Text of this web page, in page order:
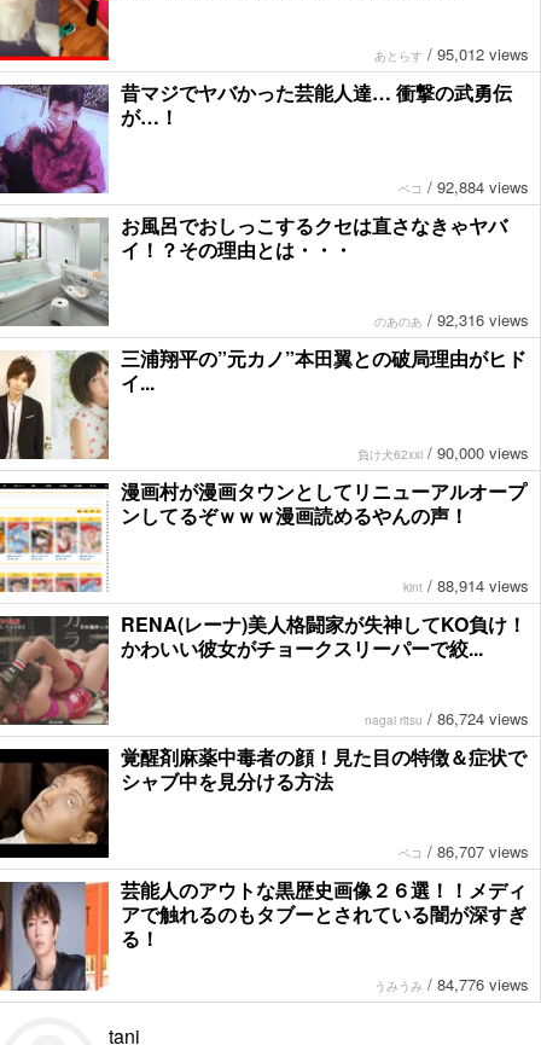
あとらす / 95,012 views
昔マジでヤバかった芸能人達… 衝撃の武勇伝
が…！
ペコ / 92,884 views
お風呂でおしっこするクセは直さなきゃヤバ
イ！？その理由とは・・・
のあのあ / 92,316 views
三浦翔平の”元カノ”本田翼との破局理由がヒド
イ...
負け犬62xxi / 90,000 views
漫画村が漫画タウンとしてリニューアルオープ
ンしてるぞｗｗｗ漫画読めるやんの声！
kint / 88,914 views
RENA(レーナ)美人格闘家が失神してKO負け！
かわいい彼女がチョークスリーパーで絞...
nagai ritsu / 86,724 views
覚醒剤麻薬中毒者の顔！見た目の特徴＆症状で
シャブ中を見分ける方法
ペコ / 86,707 views
芸能人のアウトな黒歴史画像２６選！！メディ
アで触れるのもタブーとされている闇が深すぎ
る！
うみうみ / 84,776 views
tani